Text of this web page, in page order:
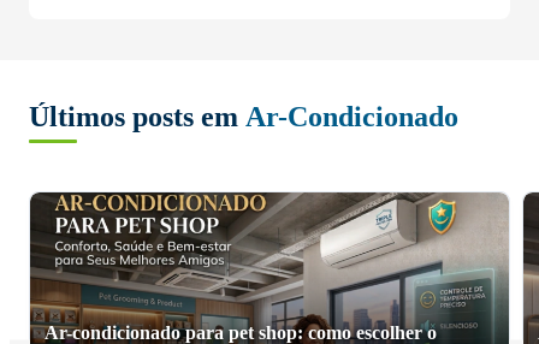
Últimos posts em Ar-Condicionado
Ar-condicionado para pet shop: como escolher o